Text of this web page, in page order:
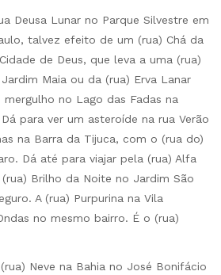
Deusa Lunar no Parque Silvestre em
talvez efeito de um (rua) Chá da
de Deus, que leva a uma (rua)
Maia ou da (rua) Erva Lanar
no Lago das Fadas na
para ver um asteroíde na rua Verão
na Barra da Tijuca, com o (rua do)
Dá até para viajar pela (rua) Alfa
Brilho da Noite no Jardim São
A (rua) Purpurina na Vila
no mesmo bairro. É o (rua)
Neve na Bahia no José Bonifácio